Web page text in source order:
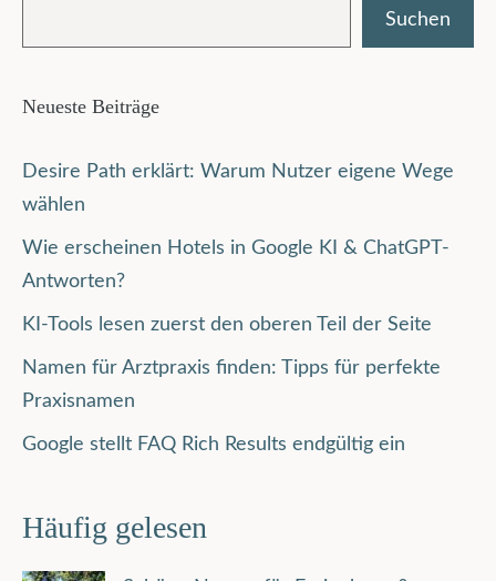
Suchen
Neueste Beiträge
Desire Path erklärt: Warum Nutzer eigene Wege
wählen
Wie erscheinen Hotels in Google KI & ChatGPT-
Antworten?
KI-Tools lesen zuerst den oberen Teil der Seite
Namen für Arztpraxis finden: Tipps für perfekte
Praxisnamen
Google stellt FAQ Rich Results endgültig ein
Häufig gelesen